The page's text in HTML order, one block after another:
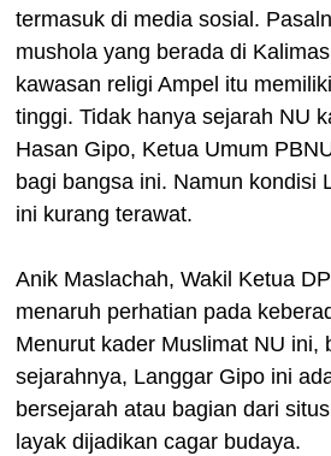
termasuk di media sosial.
mushola yang berada di
kawasan religi Ampel itu
tinggi. Tidak hanya sejarah NU
Hasan Gipo, Ketua Umum
bagi bangsa ini. Namun kondisi
ini kurang terawat.
Anik Maslachah, Wakil Ketua
menaruh perhatian pada
Menurut kader Muslimat NU ini,
sejarahnya, Langgar Gipo ini
bersejarah atau bagian dari
layak dijadikan cagar budaya.